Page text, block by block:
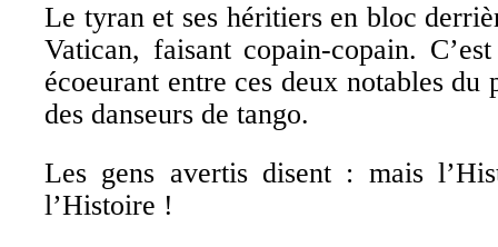
Le tyran et ses héritiers en bloc
Vatican, faisant copain-copain.
écoeurant entre ces deux notables du
des danseurs de tango.
Les gens avertis disent : mais
l’Histoire !